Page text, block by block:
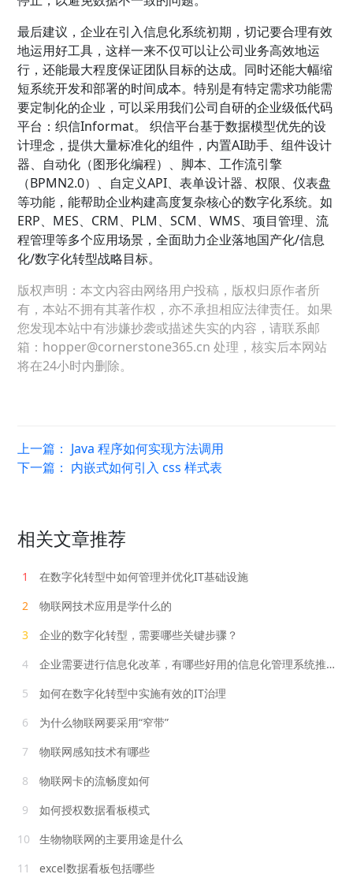
最后建议，企业在引入信息化系统初期，切记要合理有效
地运用好工具，这样一来不仅可以让公司业务高效地运
行，还能最大程度保证团队目标的达成。同时还能大幅缩
短系统开发和部署的时间成本。特别是有特定需求功能需
要定制化的企业，可以采用我们公司自研的企业级低代码
平台：织信Informat。 织信平台基于数据模型优先的设
计理念，提供大量标准化的组件，内置AI助手、组件设计
器、自动化（图形化编程）、脚本、工作流引擎
（BPMN2.0）、自定义API、表单设计器、权限、仪表盘
等功能，能帮助企业构建高度复杂核心的数字化系统。如
ERP、MES、CRM、PLM、SCM、WMS、项目管理、流
程管理等多个应用场景，全面助力企业落地国产化/信息
化/数字化转型战略目标。
版权声明：本文内容由网络用户投稿，版权归原作者所
有，本站不拥有其著作权，亦不承担相应法律责任。如果
您发现本站中有涉嫌抄袭或描述失实的内容，请联系邮
箱：hopper@cornerstone365.cn 处理，核实后本网站
将在24小时内删除。
上一篇： Java 程序如何实现方法调用
下一篇： 内嵌式如何引入 css 样式表
相关文章推荐
1
在数字化转型中如何管理并优化IT基础设施
2
物联网技术应用是学什么的
3
企业的数字化转型，需要哪些关键步骤？
4
企业需要进行信息化改革，有哪些好用的信息化管理系统推荐？
5
如何在数字化转型中实施有效的IT治理
6
为什么物联网要采用“窄带”
7
物联网感知技术有哪些
8
物联网卡的流畅度如何
9
如何授权数据看板模式
10
生物物联网的主要用途是什么
11
excel数据看板包括哪些